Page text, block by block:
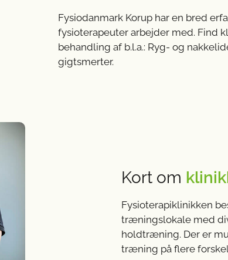
Fysiodanmark Korup har en bred
fysioterapeuter arbejder med. Find
behandling af b.l.a.: Ryg- og
gigtsmerter.
Kort om
Fysioterapiklinikken
træningslokale med
holdtræning. Der er
træning på flere